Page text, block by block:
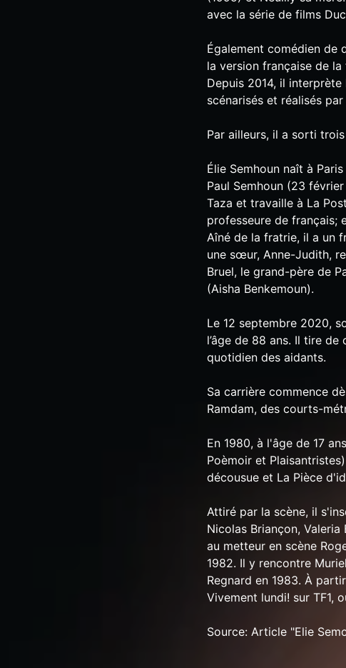
avec la série de films
Également comédien de
la version française de
Depuis 2014, il
scénarisés et réalisés
Par ailleurs, il a sorti
Élie Semhoun naît à
Paul Semhoun (23
Taza et travaille à La
professeure de français;
Aîné de la fratrie, il a un
une sœur, Anne-Judith,
Bruel, le grand-père de
(Aisha Benkemoun).
Le 12 septembre 2020,
l’âge de 88 ans. Il tire
quotidien des aidants.
Sa carrière commence
Ramdam, des courts-
En 1980, à l'âge de 17
Poèmoir et
décousue et La Pièce
Attiré par la scène, il
Nicolas Briançon,
au metteur en scène
1982. Il y rencontre
Regnard en 1983. À
Vivement lundi! sur TF1,
Source: Article "Elie